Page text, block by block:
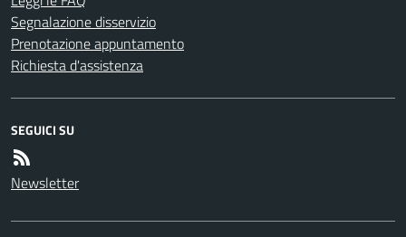
Segnalazione disservizio
Prenotazione appuntamento
Richiesta d'assistenza
SEGUICI SU
Newsletter